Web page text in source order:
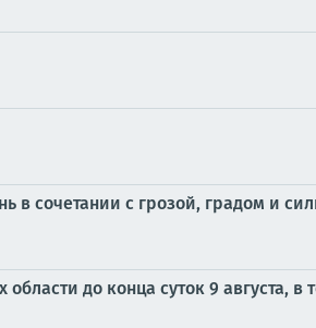
в сочетании с грозой, градом и
до конца суток 9 августа, в